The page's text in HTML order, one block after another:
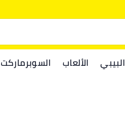
البيبي الألعاب السوبرماركت